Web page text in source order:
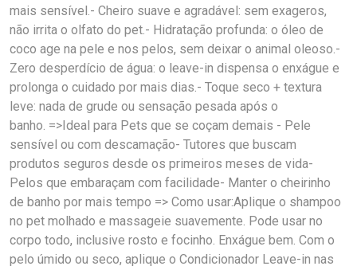
mais sensível.- Cheiro suave e agradável: sem exageros,
não irrita o olfato do pet.- Hidratação profunda: o óleo de
coco age na pele e nos pelos, sem deixar o animal oleoso.-
Zero desperdício de água: o leave-in dispensa o enxágue e
prolonga o cuidado por mais dias.- Toque seco + textura
leve: nada de grude ou sensação pesada após o
banho. =>Ideal para Pets que se coçam demais - Pele
sensível ou com descamação- Tutores que buscam
produtos seguros desde os primeiros meses de vida-
Pelos que embaraçam com facilidade- Manter o cheirinho
de banho por mais tempo => Como usar:Aplique o shampoo
no pet molhado e massageie suavemente. Pode usar no
corpo todo, inclusive rosto e focinho. Enxágue bem. Com o
pelo úmido ou seco, aplique o Condicionador Leave-in nas